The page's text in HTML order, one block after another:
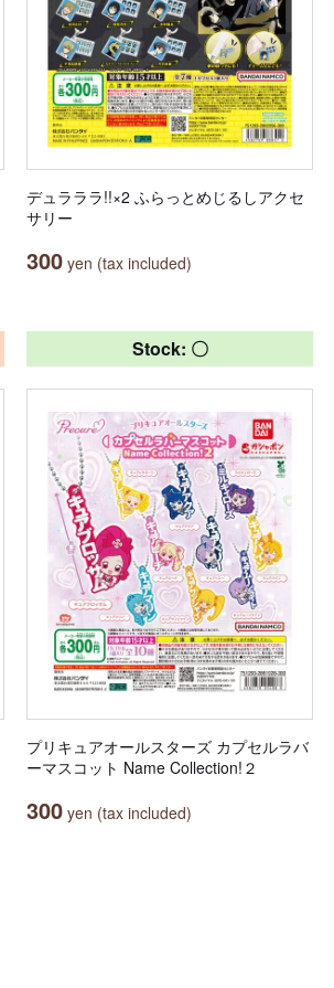
デュラララ!!×2 ふらっとめじるしアクセ
サリー
300 yen (tax included)
Stock: 〇
プリキュアオールスターズ カプセルラバ
ーマスコット Name Collection!２
300 yen (tax included)